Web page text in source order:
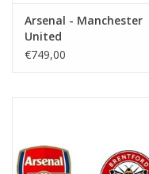
Arsenal - Manchester
United
€749,00